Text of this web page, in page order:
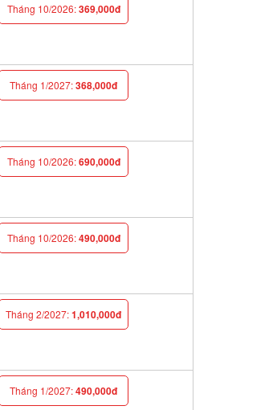
Tháng 10/2026:369,000đ
Tháng 1/2027:368,000đ
Tháng 10/2026:690,000đ
Tháng 10/2026:490,000đ
Tháng 2/2027:1,010,000đ
Tháng 1/2027:490,000đ